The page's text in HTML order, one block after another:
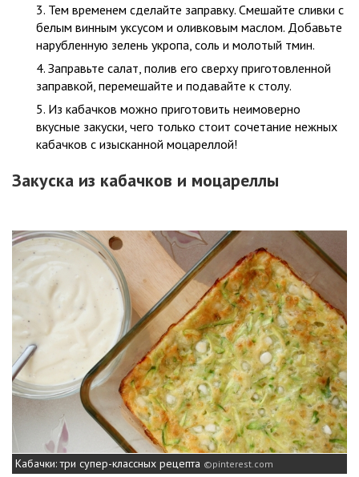
Тем временем сделайте заправку. Смешайте сливки с
белым винным уксусом и оливковым маслом. Добавьте
нарубленную зелень укропа, соль и молотый тмин.
Заправьте салат, полив его сверху приготовленной
заправкой, перемешайте и подавайте к столу.
Из кабачков можно приготовить неимоверно
вкусные закуски, чего только стоит сочетание нежных
кабачков с изысканной моцареллой!
Закуска из кабачков и моцареллы
Кабачки: три супер-классных рецепта pinterest.com